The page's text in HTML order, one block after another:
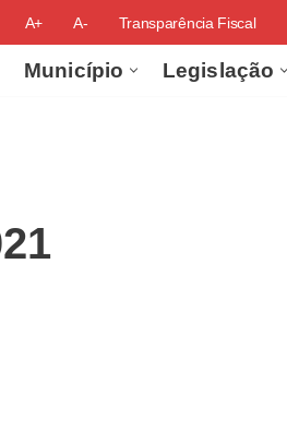
A+ A- Transparência Fiscal
Município Legislação